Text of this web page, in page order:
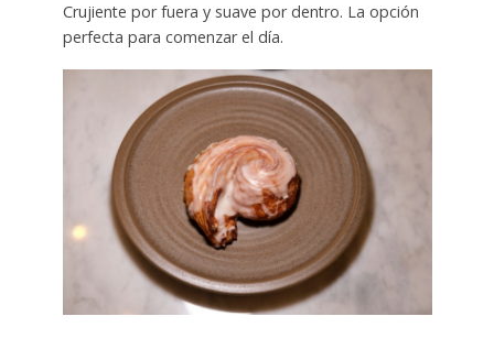
Crujiente por fuera y suave por dentro. La opción
perfecta para comenzar el día.